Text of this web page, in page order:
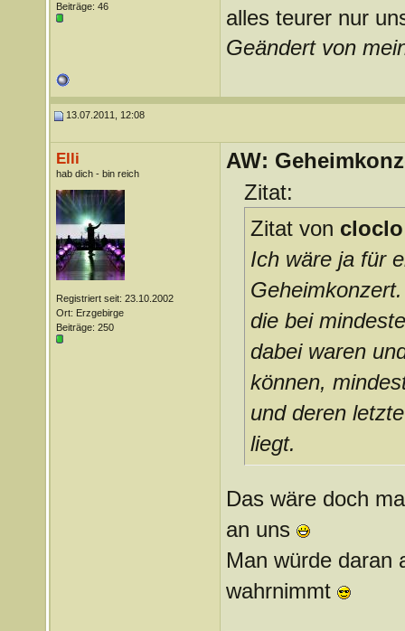
Beiträge: 46
alles teurer nur
Geändert von
13.07.2011, 12:08
Elli
hab dich - bin reich
Registriert seit: 23.10.2002
Ort: Erzgebirge
Beiträge: 250
AW:
Zitat:
Zitat von cloclo
Ich wäre ja für
die bei
dabei waren
können,
und deren
liegt.
Das wäre doch
an uns
Man würde daran
wahrnimmt